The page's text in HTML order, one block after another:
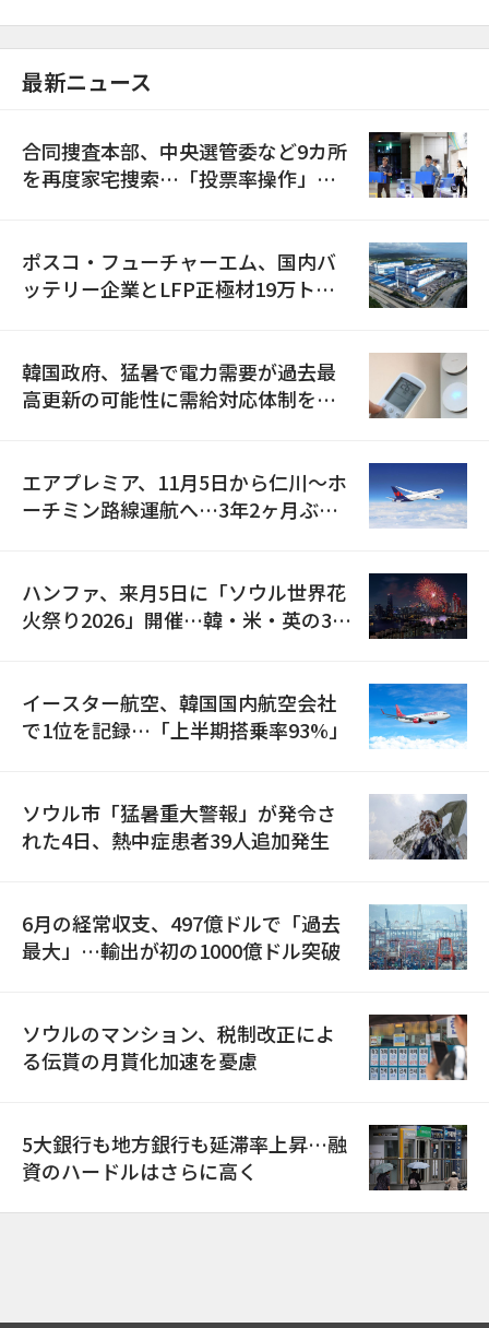
最新ニュース
合同捜査本部、中央選管委など9カ所
を再度家宅捜索…「投票率操作」の
ポスコ・フューチャーエム、国内バ
ッテリー企業とLFP正極材19万トン
韓国政府、猛暑で電力需要が過去最
高更新の可能性に需給対応体制を点
エアプレミア、11月5日から仁川〜ホ
ーチミン路線運航へ…3年2ヶ月ぶり
ハンファ、来月5日に「ソウル世界花
火祭り2026」開催…韓・米・英の3カ
イースター航空、韓国国内航空会社
で1位を記録…「上半期搭乗率93%」
ソウル市「猛暑重大警報」が発令さ
れた4日、熱中症患者39人追加発生
6月の経常収支、497億ドルで「過去
最大」…輸出が初の1000億ドル突破
ソウルのマンション、税制改正によ
る伝貰の月貰化加速を憂慮
5大銀行も地方銀行も延滞率上昇…融
資のハードルはさらに高く